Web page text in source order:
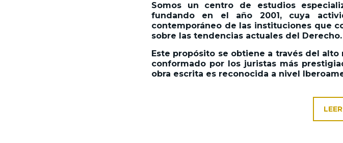
Somos un centro de estudios
fundando en el año 2001,cuya
contemporáneo de las instituciones que
sobre las tendencias actuales del Derecho.
Este propósito se obtiene a través del
conformado por los juristas más
obra escrita es reconocida a nivel